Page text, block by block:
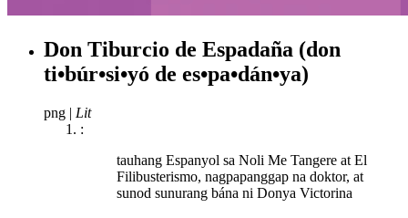
Don Tiburcio de Espadaña (don
ti•búr•si•yó de es•pa•dán•ya)
png | Lit
:
tauhang Espanyol sa Noli Me Tangere at El
Filibusterismo, nagpapanggap na doktor, at
sunod sunurang bána ni Donya Victorina